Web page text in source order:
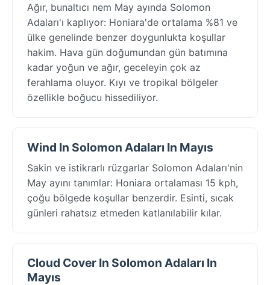
Ağır, bunaltıcı nem May ayında Solomon
Adaları'ı kaplıyor: Honiara'de ortalama %81 ve
ülke genelinde benzer doygunlukta koşullar
hakim. Hava gün doğumundan gün batımına
kadar yoğun ve ağır, geceleyin çok az
ferahlama oluyor. Kıyı ve tropikal bölgeler
özellikle boğucu hissediliyor.
Wind In Solomon Adaları In Mayıs
Sakin ve istikrarlı rüzgarlar Solomon Adaları'nin
May ayını tanımlar: Honiara ortalaması 15 kph,
çoğu bölgede koşullar benzerdir. Esinti, sıcak
günleri rahatsız etmeden katlanılabilir kılar.
Cloud Cover In Solomon Adaları In
Mayıs